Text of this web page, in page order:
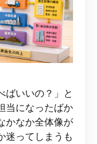
ばいいの？」と
当になったばか
かなか全体像が
迷ってしまうも